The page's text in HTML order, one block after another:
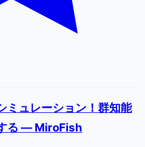
ミュレーション！群知能
る — MiroFish